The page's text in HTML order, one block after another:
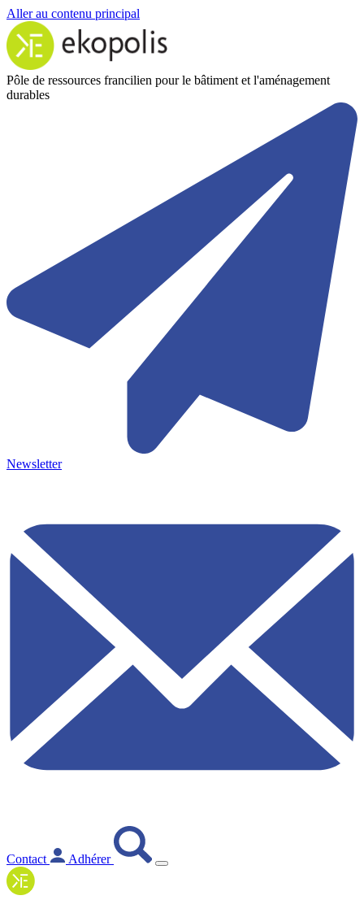
Aller au contenu principal
Pôle de ressources francilien pour le bâtiment et l'aménagement
durables
Newsletter
Contact Adhérer